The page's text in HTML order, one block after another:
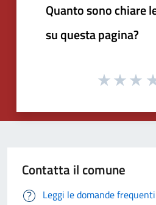
Quanto sono chiare
su questa pagina?
Contatta il comune
Leggi le domande frequenti